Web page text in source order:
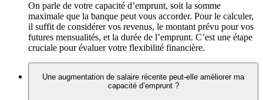
On parle de votre capacité d’emprunt, soit la somme
maximale que la banque peut vous accorder. Pour le calculer,
il suffit de considérer vos revenus, le montant prévu pour vos
futures mensualités, et la durée de l’emprunt. C’est une étape
cruciale pour évaluer votre flexibilité financière.
Une augmentation de salaire récente peut-elle améliorer ma
capacité d’emprunt ?